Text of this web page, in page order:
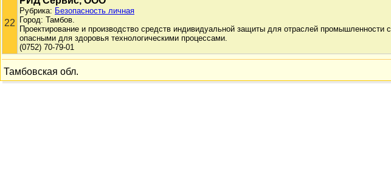
22
Рубрика: Безопасность личная
Город: Тамбов.
Проектирование и производство средств индивидуальной защиты для отраслей промышленности с
опасными для здоровья технологическими процессами.
(0752) 70-79-01
Тамбовская обл.